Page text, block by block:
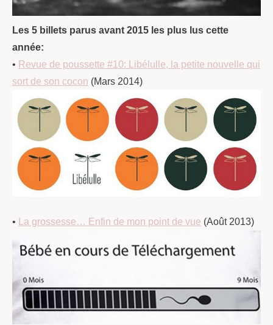
Les 5 billets parus avant 2015 les plus lus cette
année:
• Revue de poussette #10: Libélulle, la petite nouvelle qui
sort de son cocon (Mars 2014)
• La grossesse… Enfin de mon point de vue (Août 2013)